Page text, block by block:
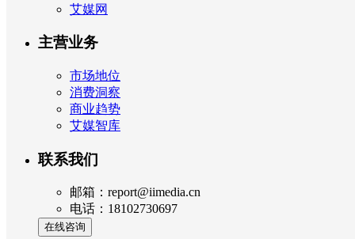
艾媒网
主营业务
市场地位
消费洞察
商业趋势
艾媒智库
联系我们
邮箱：report@iimedia.cn
电话：18102730697
在线咨询